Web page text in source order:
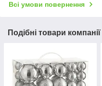
Всі умови повернення
Подібні товари компанії